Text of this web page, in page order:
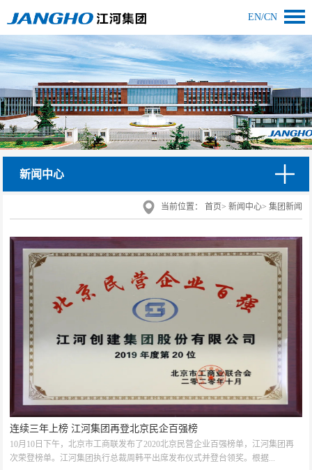
EN/CN
新闻中心
当前位置： 首页> 新闻中心> 集团新闻
连续三年上榜 江河集团再登北京民企百强榜
10月10日下午，北京市工商联发布了2020北京民营企业百强榜单，江河集团再
次荣登榜单。江河集团执行总裁周韩平出席发布仪式并登台领奖。根据...